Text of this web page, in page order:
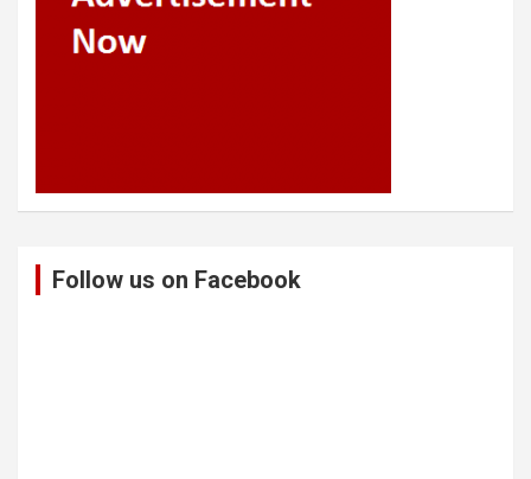
Follow us on Facebook